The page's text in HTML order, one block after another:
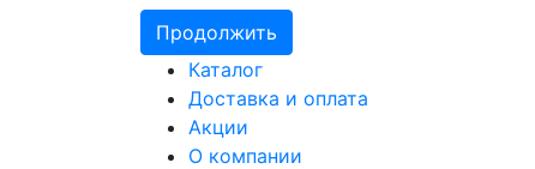
Продолжить
Каталог
Доставка и оплата
Акции
О компании